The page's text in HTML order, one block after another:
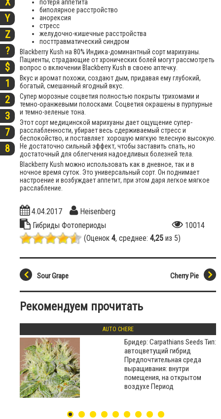
Y
Z
?
$
1
2
3
7
8
потеря аппетита
биполярное расстройство
анорексия
стресс
желудочно-кишечные расстройства
посттравматический синдром
Blackberry Kush на 80% Индика-доминантный сорт марихуаны.
Пациенты, страдающие от хронических болей могут рассмотреть
вопрос о включении Blackberry Kush в своею аптечку.
Вкус и аромат похожи, создают дым, придавая ему глубокий,
богатый, смешанный ягодный вкус.
Супер морозные соцветия полностью покрыты трихомами и
темно-оранжевыми полосками. Соцветия окрашены в пурпурные
и темно-зеленые тона.
Этот сорт медицинской марихуаны дает ощущение супер-
расслабленности, убирает весь сдерживаемый стресс и
беспокойство, и поставляет хорошую мягкую телесную высокую.
Не достаточно сильный эффект, чтобы заставить спать, но
достаточный для облегчения надоедливых болезней тела.
Blackberry Kush можно использовать как в дневное, так и в
ночное время суток. Это универсальный сорт. Он поднимает
настроение и возбуждает аппетит, при этом даря легкое мягкое
расслабление.
4.04.2017
Heisenberg
Гибриды Фотопериоды
10014
(Оценок 4, среднее: 4,25 из 5)
Cherry Pie
Sour Grape
Рекомендуем прочитать
AUTO CHERE
Бридер: Carpathians Seeds Тип:
автоцветущий гибрид
Предпочтительная среда
выращивания: внутри
помещения, на открытом
воздухе Период